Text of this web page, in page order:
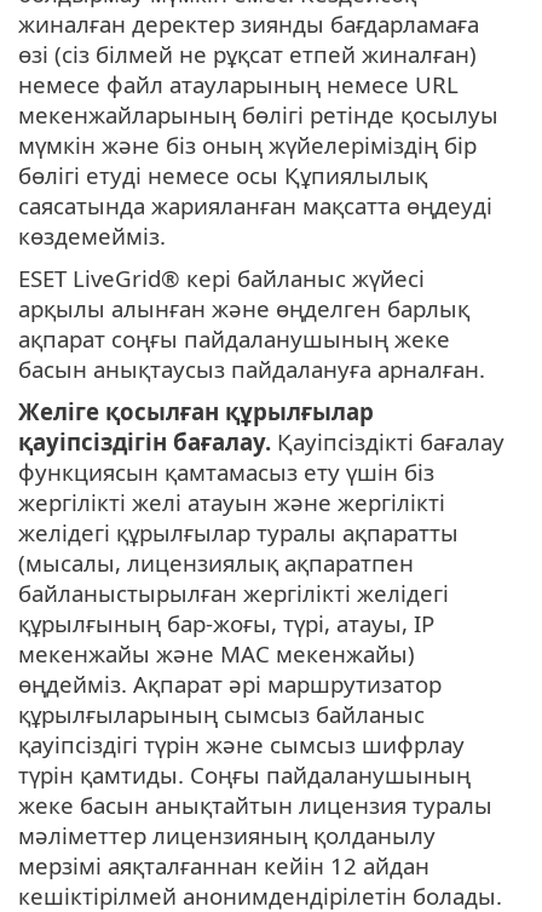
жиналған деректер зиянды бағдарламаға
өзі (сіз білмей не рұқсат етпей жиналған)
немесе файл атауларының немесе URL
мекенжайларының бөлігі ретінде қосылуы
мүмкін және біз оның жүйелеріміздің бір
бөлігі етуді немесе осы Құпиялылық
саясатында жарияланған мақсатта өңдеуді
көздемейміз.
ESET LiveGrid® кері байланыс жүйесі
арқылы алынған және өңделген барлық
ақпарат соңғы пайдаланушының жеке
басын анықтаусыз пайдалануға арналған.
Желіге қосылған құрылғылар
қауіпсіздігін бағалау. Қауіпсіздікті бағалау
функциясын қамтамасыз ету үшін біз
жергілікті желі атауын және жергілікті
желідегі құрылғылар туралы ақпаратты
(мысалы, лицензиялық ақпаратпен
байланыстырылған жергілікті желідегі
құрылғының бар-жоғы, түрі, атауы, IP
мекенжайы және MAC мекенжайы)
өңдейміз. Ақпарат әрі маршрутизатор
құрылғыларының сымсыз байланыс
қауіпсіздігі түрін және сымсыз шифрлау
түрін қамтиды. Соңғы пайдаланушының
жеке басын анықтайтын лицензия туралы
мәлiметтер лицензияның қолданылу
мерзiмi аяқталғаннан кейiн 12 айдан
кешiктiрiлмей анонимдендiрiлетiн болады.